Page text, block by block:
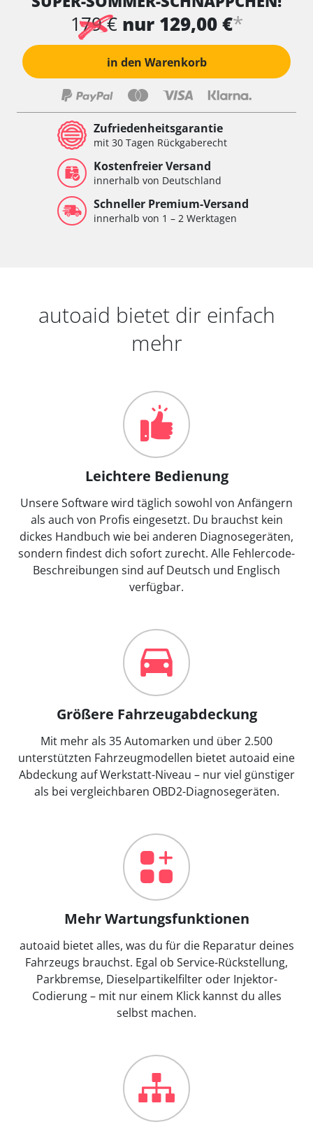
179 € nur 129,00 €*
in den Warenkorb
Zufriedenheitsgarantie
mit 30 Tagen Rückgaberecht
Kostenfreier Versand
innerhalb von Deutschland
Schneller Premium-Versand
innerhalb von 1 – 2 Werktagen
autoaid bietet dir einfach
mehr
Leichtere Bedienung
Unsere Software wird täglich sowohl von Anfängern
als auch von Profis eingesetzt. Du brauchst kein
dickes Handbuch wie bei anderen Diagnosegeräten,
sondern findest dich sofort zurecht. Alle Fehlercode-
Beschreibungen sind auf Deutsch und Englisch
verfügbar.
Größere Fahrzeugabdeckung
Mit mehr als 35 Automarken und über 2.500
unterstützten Fahrzeugmodellen bietet autoaid eine
Abdeckung auf Werkstatt-Niveau – nur viel günstiger
als bei vergleichbaren OBD2-Diagnosegeräten.
Mehr Wartungsfunktionen
autoaid bietet alles, was du für die Reparatur deines
Fahrzeugs brauchst. Egal ob Service-Rückstellung,
Parkbremse, Dieselpartikelfilter oder Injektor-
Codierung – mit nur einem Klick kannst du alles
selbst machen.